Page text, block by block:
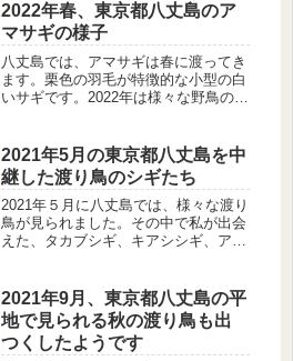
2022年春、東京都八丈島のア
マサギの様子
八丈島では、アマサギは春に渡ってき
ます。栗色の羽毛が特徴的な小型の白
いサギです。2022年は様々な野鳥のデ
します。
2021年5月の東京都八丈島を中
継した渡り鳥のシギたち
2021年５月に八丈島では、様々な渡り
鳥が見られました。その中で私が出会
えた、タカブシギ、キアシシギ、アオ
2021年9月、東京都八丈島の平
地で見られる秋の渡り鳥も出
つくしたようです